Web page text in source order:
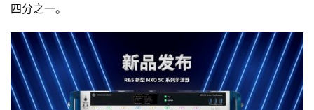
四分之一。